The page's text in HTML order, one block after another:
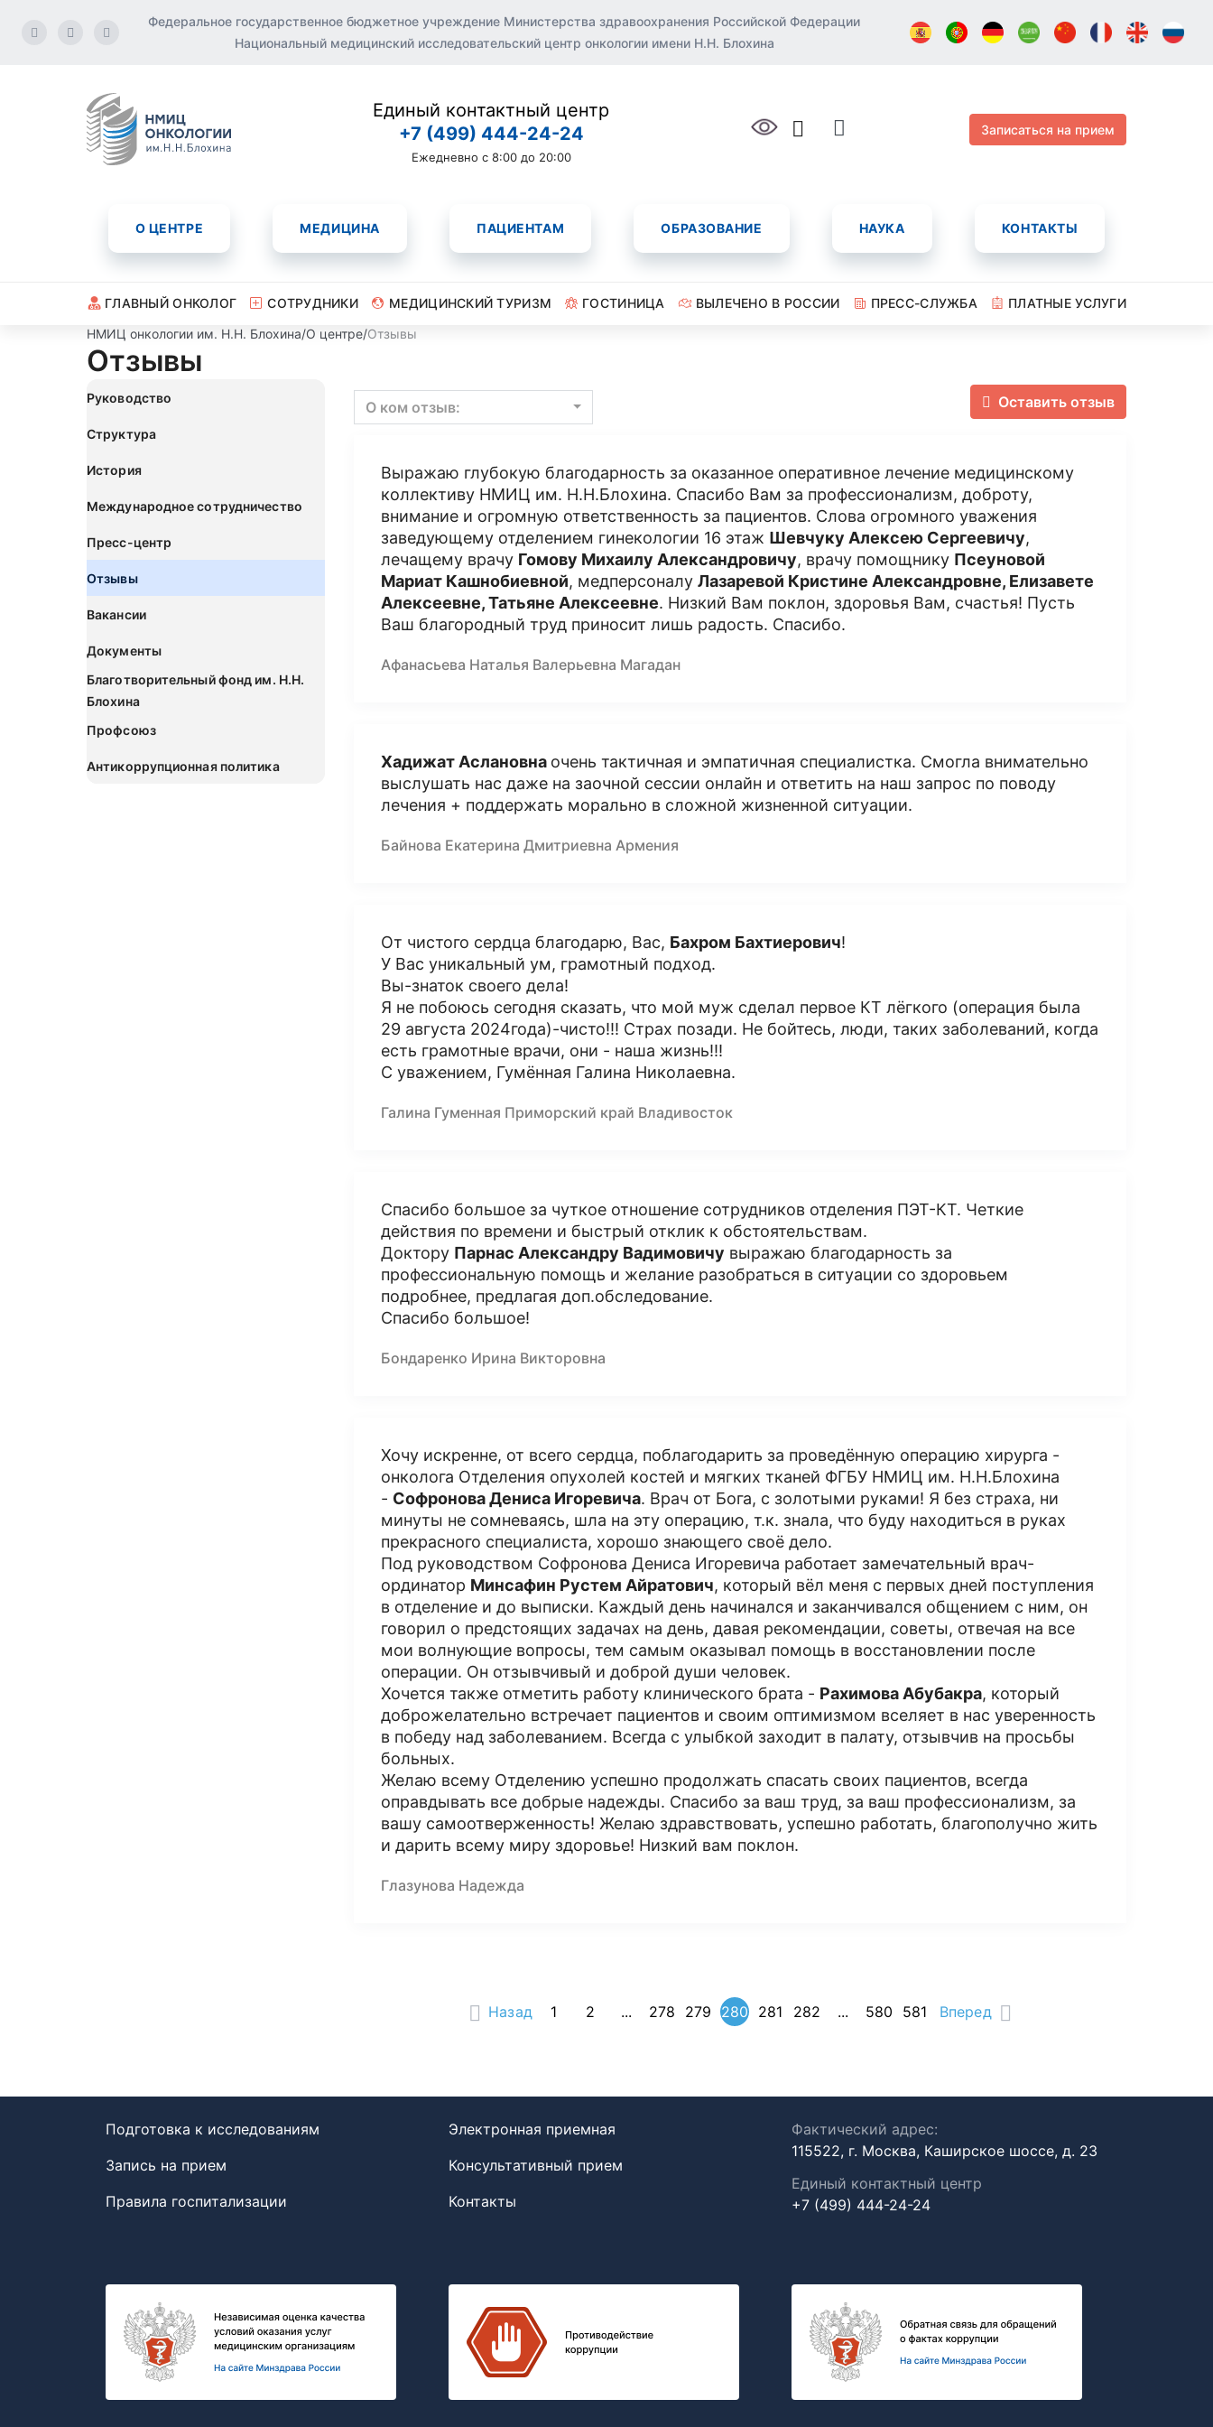
Федеральное государственное бюджетное учреждение Министерства здравоохранения Российской Федерации
Национальный медицинский исследовательский центр онкологии имени Н.Н. Блохина
Единый контактный центр
+7 (499) 444-24-24
Ежедневно с 8:00 до 20:00
Записаться на прием
О ЦЕНТРЕ МЕДИЦИНА ПАЦИЕНТАМ ОБРАЗОВАНИЕ НАУКА КОНТАКТЫ
ГЛАВНЫЙ ОНКОЛОГ СОТРУДНИКИ МЕДИЦИНСКИЙ ТУРИЗМ ГОСТИНИЦА ВЫЛЕЧЕНО В РОССИИ ПРЕСС-СЛУЖБА
ПЛАТНЫЕ УСЛУГИ
НМИЦ онкологии им. Н.Н. Блохина/О центре/Отзывы
Отзывы
Руководство
Структура
История
Международное сотрудничество
Пресс-центр
Отзывы
Вакансии
Документы
Благотворительный фонд им. Н.Н.
Блохина
Профсоюз
Антикоррупционная политика
Оставить отзыв
О ком отзыв:
Выражаю глубокую благодарность за оказанное оперативное лечение медицинскому
коллективу НМИЦ им. Н.Н.Блохина. Спасибо Вам за профессионализм, доброту,
внимание и огромную ответственность за пациентов. Слова огромного уважения
заведующему отделением гинекологии 16 этаж Шевчуку Алексею Сергеевичу,
лечащему врачу Гомову Михаилу Александровичу, врачу помощнику Псеуновой
Мариат Кашнобиевной, медперсоналу Лазаревой Кристине Александровне, Елизавете
Алексеевне, Татьяне Алексеевне. Низкий Вам поклон, здоровья Вам, счастья! Пусть
Ваш благородный труд приносит лишь радость. Спасибо.
Афанасьева Наталья Валерьевна Магадан
Хадижат Аслановна очень тактичная и эмпатичная специалистка. Смогла внимательно
выслушать нас даже на заочной сессии онлайн и ответить на наш запрос по поводу
лечения + поддержать морально в сложной жизненной ситуации.
Байнова Екатерина Дмитриевна Армения
От чистого сердца благодарю, Вас, Бахром Бахтиерович!
У Вас уникальный ум, грамотный подход.
Вы-знаток своего дела!
Я не побоюсь сегодня сказать, что мой муж сделал первое КТ лёгкого (операция была
29 августа 2024года)-чисто!!! Страх позади. Не бойтесь, люди, таких заболеваний, когда
есть грамотные врачи, они - наша жизнь!!!
С уважением, Гумённая Галина Николаевна.
Галина Гуменная Приморский край Владивосток
Спасибо большое за чуткое отношение сотрудников отделения ПЭТ-КТ. Четкие
действия по времени и быстрый отклик к обстоятельствам.
Доктору Парнас Александру Вадимовичу выражаю благодарность за
профессиональную помощь и желание разобраться в ситуации со здоровьем
подробнее, предлагая доп.обследование.
Спасибо большое!
Бондаренко Ирина Викторовна
Хочу искренне, от всего сердца, поблагодарить за проведённую операцию хирурга -
онколога Отделения опухолей костей и мягких тканей ФГБУ НМИЦ им. Н.Н.Блохина
- Софронова Дениса Игоревича. Врач от Бога, с золотыми руками! Я без страха, ни
минуты не сомневаясь, шла на эту операцию, т.к. знала, что буду находиться в руках
прекрасного специалиста, хорошо знающего своё дело.
Под руководством Софронова Дениса Игоревича работает замечательный врач-
ординатор Минсафин Рустем Айратович, который вёл меня с первых дней поступления
в отделение и до выписки. Каждый день начинался и заканчивался общением с ним, он
говорил о предстоящих задачах на день, давая рекомендации, советы, отвечая на все
мои волнующие вопросы, тем самым оказывал помощь в восстановлении после
операции. Он отзывчивый и доброй души человек.
Хочется также отметить работу клинического брата - Рахимова Абубакра, который
доброжелательно встречает пациентов и своим оптимизмом вселяет в нас уверенность
в победу над заболеванием. Всегда с улыбкой заходит в палату, отзывчив на просьбы
больных.
Желаю всему Отделению успешно продолжать спасать своих пациентов, всегда
оправдывать все добрые надежды. Спасибо за ваш труд, за ваш профессионализм, за
вашу самоотверженность! Желаю здравствовать, успешно работать, благополучно жить
и дарить всему миру здоровье! Низкий вам поклон.
Глазунова Надежда
Назад 1 2 ... 278 279 280 281 282 ... 580 581 Вперед
Подготовка к исследованиям
Запись на прием
Правила госпитализации
Электронная приемная
Консультативный прием
Контакты
Фактический адрес:
115522, г. Москва, Каширское шоссе, д. 23
Единый контактный центр
+7 (499) 444-24-24